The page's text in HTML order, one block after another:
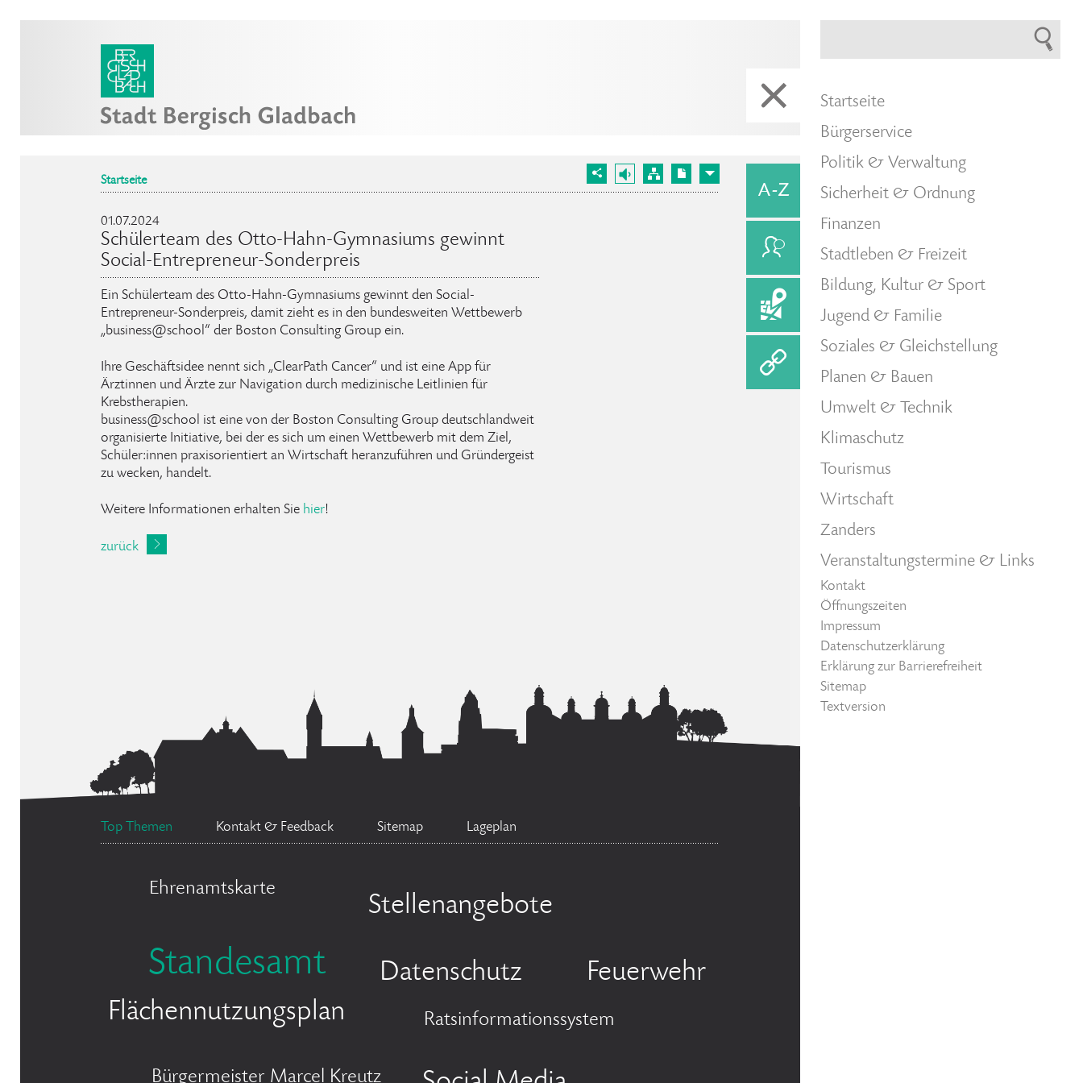
Startseite
01.07.2024
Schülerteam des Otto-Hahn-Gymnasiums gewinnt
Social-Entrepreneur-Sonderpreis
Ein Schülerteam des Otto-Hahn-Gymnasiums gewinnt den Social-
Entrepreneur-Sonderpreis, damit zieht es in den bundesweiten Wettbewerb
„business@school“ der Boston Consulting Group ein.
Ihre Geschäftsidee nennt sich „ClearPath Cancer“ und ist eine App für
Ärztinnen und Ärzte zur Navigation durch medizinische Leitlinien für
Krebstherapien.
business@school ist eine von der Boston Consulting Group deutschlandweit
organisierte Initiative, bei der es sich um einen Wettbewerb mit dem Ziel,
Schüler:innen praxisorientiert an Wirtschaft heranzuführen und Gründergeist
zu wecken, handelt.
Weitere Informationen erhalten Sie hier!
zurück
Top Themen Kontakt & Feedback Sitemap Lageplan
Ehrenamtskarte
Stellenangebote
Standesamt Datenschutz
Feuerwehr
Flächennutzungsplan
Ratsinformationssystem
Bürgermeister Marcel Kreutz
Startseite
Bürgerservice
Politik & Verwaltung
Sicherheit & Ordnung
Finanzen
Stadtleben & Freizeit
Bildung, Kultur & Sport
Jugend & Familie
Soziales & Gleichstellung
Planen & Bauen
Umwelt & Technik
Klimaschutz
Tourismus
Wirtschaft
Zanders
Veranstaltungstermine & Links
Kontakt
Öffnungszeiten
Impressum
Datenschutzerklärung
Erklärung zur Barrierefreiheit
Sitemap
Textversion